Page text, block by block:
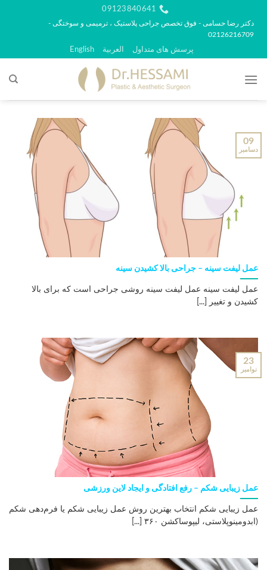
محتوا
09123840641
دکتر رضا حسامی - فوق تخصص جراحی پلاستیک ، ترمیمی و سوختگی -
02126216709
پرسش های متداول العربية English
عمل لیفت سینه – جراحی بالا کشیدن سینه
عمل لیفت سینه عمل لیفت سینه روشی جراحی است که برای بالا
کشیدن و تغییر [...]
09
دسامبر
عمل زیبایی شکم – رفع افتادگی و ایجاد لاین ورزشی
عمل زیبایی شکم انتخاب بهترین روش عمل زیبایی شکم یا فرم‌دهی شکم
(ابدومینوپلاستی، لیپوساکشن ۳۶۰ [...]
23
نوامبر